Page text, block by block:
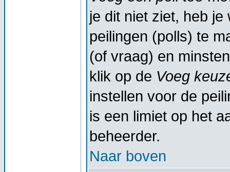
je dit niet ziet, heb
peilingen (polls) te
(of vraag) en
klik op de Voeg
instellen voor de
is een limiet op het
beheerder.
Naar boven